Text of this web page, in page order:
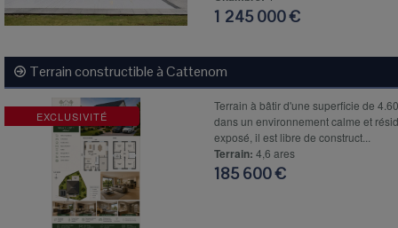
1 245 000 €
Terrain constructible àCattenom
EXCLUSIVITÉ
Terrain à bâtir d'une superficie de
dans un environnement calme et
exposé, il est libre de construct...
Terrain: 4,6 ares
185 600 €